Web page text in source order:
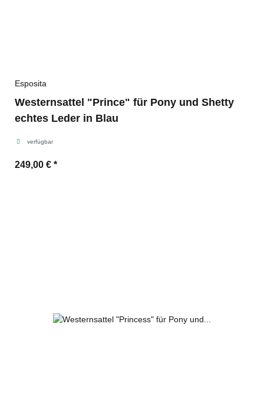
Esposita
Westernsattel "Prince" für Pony und Shetty
echtes Leder in Blau
verfügbar
249,00 € *